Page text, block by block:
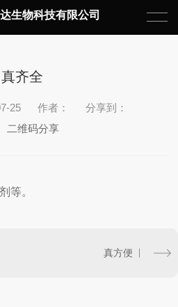
生物科技有限公司
真齐全
25 作者：
分享到：
二维码分享
等。
真方便